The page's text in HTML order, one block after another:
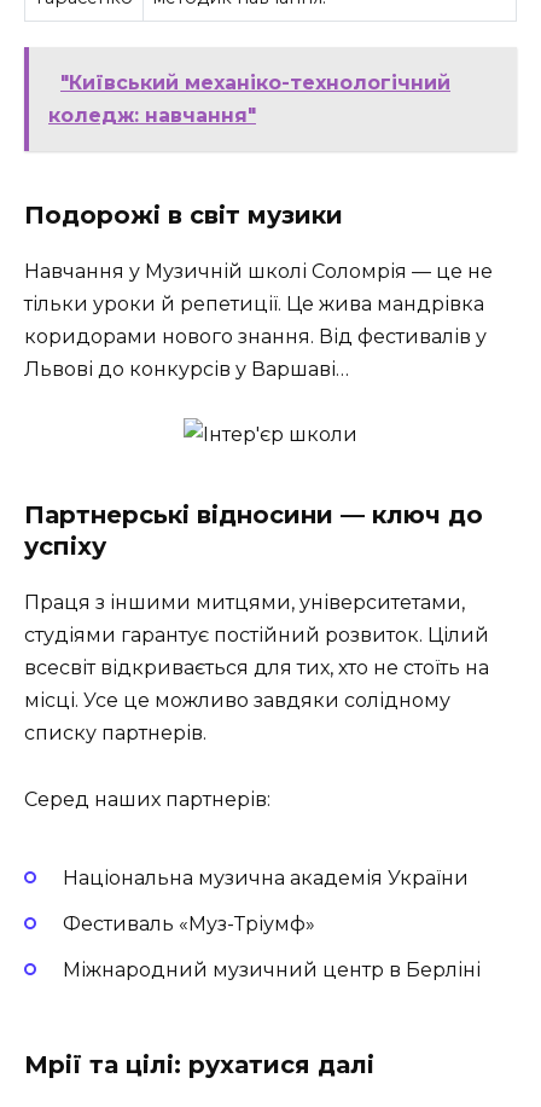
"Київський механіко-технологічний
коледж: навчання"
Подорожі в світ музики
Навчання у Музичній школі Соломрія — це не
тільки уроки й репетиції. Це жива мандрівка
коридорами нового знання. Від фестивалів у
Львові до конкурсів у Варшаві…
Партнерські відносини — ключ до
успіху
Праця з іншими митцями, університетами,
студіями гарантує постійний розвиток. Цілий
всесвіт відкривається для тих, хто не стоїть на
місці. Усе це можливо завдяки солідному
списку партнерів.
Серед наших партнерів:
Національна музична академія України
Фестиваль «Муз-Тріумф»
Міжнародний музичний центр в Берліні
Мрії та цілі: рухатися далі